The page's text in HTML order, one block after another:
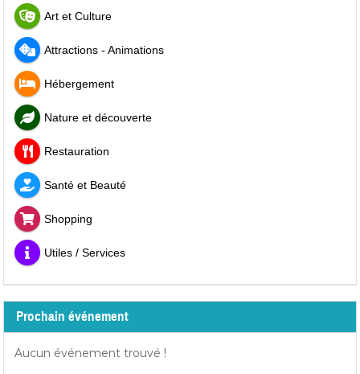
Art et Culture
Attractions - Animations
Hébergement
Nature et découverte
Restauration
Santé et Beauté
Shopping
Utiles / Services
Prochain événement
Aucun événement trouvé !